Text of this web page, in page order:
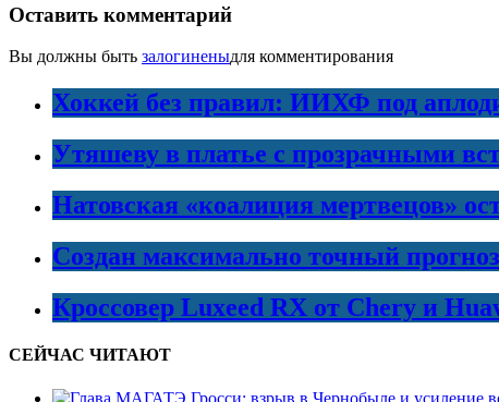
Оставить комментарий
Вы должны быть залогиненыдля комментирования
Хоккей без правил: ИИХФ под
Утяшеву в платье с прозрачными
Натовская «коалиция мертвецов»
Создан максимально точный
Кроссовер Luxeed RX от Chery и
СЕЙЧАС ЧИТАЮТ